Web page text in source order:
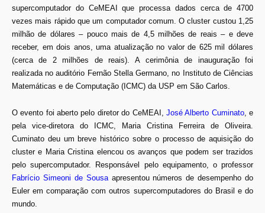
supercomputador do CeMEAI que processa dados cerca de 4700
vezes mais rápido que um computador comum. O cluster custou 1,25
milhão de dólares – pouco mais de 4,5 milhões de reais – e deve
receber, em dois anos, uma atualização no valor de 625 mil dólares
(cerca de 2 milhões de reais). A cerimônia de inauguração foi
realizada no auditório Fernão Stella Germano, no Instituto de Ciências
Matemáticas e de Computação (ICMC) da USP em São Carlos.
O evento foi aberto pelo diretor do CeMEAI, José Alberto Cuminato, e
pela vice-diretora do ICMC, Maria Cristina Ferreira de Oliveira.
Cuminato deu um breve histórico sobre o processo de aquisição do
cluster e Maria Cristina elencou os avanços que podem ser trazidos
pelo supercomputador. Responsável pelo equipamento, o professor
Fabrício Simeoni de Sousaapresentou números de desempenho do
Euler em comparação com outros supercomputadores do Brasil e do
mundo.